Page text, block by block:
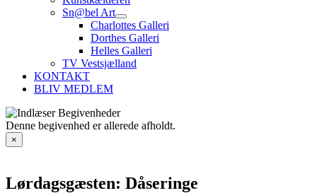
Sn@bel Art
Charlottes Galleri
Dorthes Galleri
Helles Galleri
TV Vestsjælland
KONTAKT
BLIV MEDLEM
Denne begivenhed er allerede afholdt.
×
Lørdagsgæsten: Dåseringe